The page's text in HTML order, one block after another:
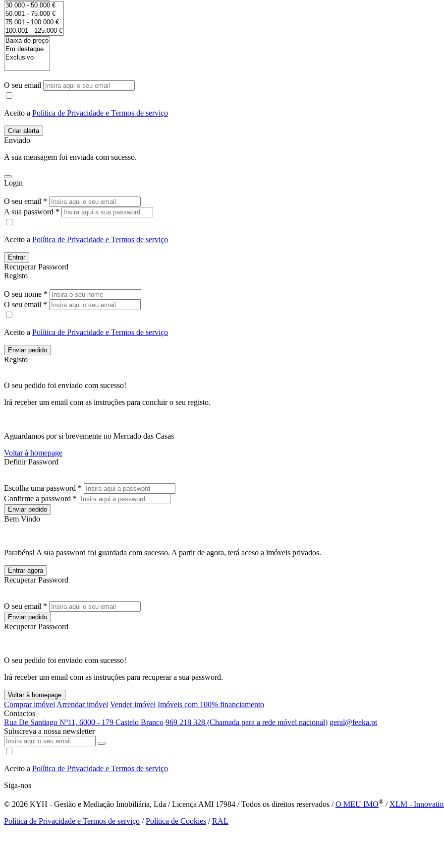
O seu email
Aceito a Política de Privacidade e Termos de serviço
Enviado
A sua mensagem foi enviada com sucesso.
Login
O seu email *
A sua password *
Aceito a Política de Privacidade e Termos de serviço
Entrar
Recuperar Password
Registo
O seu nome *
O seu email *
Aceito a Política de Privacidade e Termos de serviço
Enviar pedido
Registo
O seu pedido foi enviado com sucesso!
Irá receber um email com as instruções para concluir o seu registo.
Aguardamos por si brevemente no Mercado das Casas
Voltar à homepage
Definir Password
Escolha uma password *
Confirme a password *
Enviar pedido
Bem Vindo
Parabéns! A sua password foi guardada com sucesso. A partir de agora, terá aceso a imóveis privados.
Entrar agora
Recuperar Password
O seu email *
Enviar pedido
Recuperar Password
O seu pedido foi enviado com sucesso!
Irá receber um email com as instruções para recuperar a sua password.
Voltar à homepage
Comprar imóvel Arrendar imóvel Vender imóvel Imóveis com 100% financiamento
Contactos
Rua De Santiago Nº11, 6000 - 179 Castelo Branco 969 218 328 (Chamada para a rede móvel nacional) geral@feeka.pt
Subscreva a nossa newsletter
Aceito a Política de Privacidade e Termos de serviço
Siga-nos
© 2026 KYH - Gestão e Mediação Imobiliária, Lda / Licença AMI 17984 / Todos os direitos reservados /O MEU IMO® / XLM -
Política de Privacidade e Termos de serviço /Política de Cookies /RAL